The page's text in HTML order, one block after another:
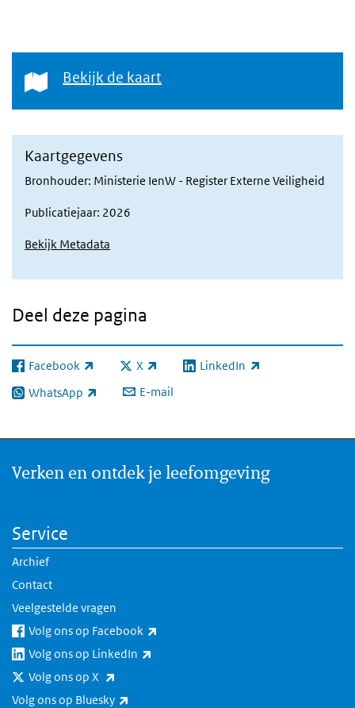
Bekijk de kaart
Bekijk de kaart
Kaartgegevens
Bronhouder: Ministerie IenW - Register Externe Veiligheid
Publicatiejaar: 2026
Bekijk Metadata
Deel deze pagina
Facebook
(externe link) X
(externe link) LinkedIn
(externe link)
WhatsApp
(externe link) E-mail
Verken en ontdek je leefomgeving
Service
Archief
Contact
Veelgestelde vragen
Volg ons op Facebook
Volg ons op LinkedIn
Volg ons op X
Volg ons op Bluesky